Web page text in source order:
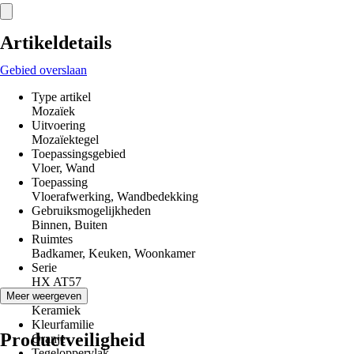
Artikeldetails
Gebied overslaan
Type artikel
Mozaïek
Uitvoering
Mozaïektegel
Toepassingsgebied
Vloer, Wand
Toepassing
Vloerafwerking, Wandbedekking
Gebruiksmogelijkheden
Binnen, Buiten
Ruimtes
Badkamer, Keuken, Woonkamer
Serie
HX AT57
Materiaal
Keramiek
Kleurfamilie
Oranje
Meer weergeven
Productveiligheid